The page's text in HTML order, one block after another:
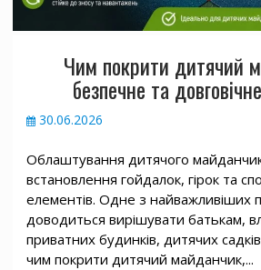
Чим покрити дитячий
безпечне та
30.06.2026
Облаштування дитячого
встановлення гойдалок, гірок та
елементів. Одне з найважливіших
доводиться вирішувати батькам,
приватних будинків, дитячих
чим покрити дитячий майданчик,...